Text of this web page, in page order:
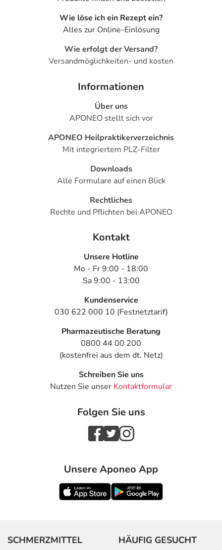
Wie löse ich ein Rezept ein?
Alles zur Online-Einlösung
Wie erfolgt der Versand?
Versandmöglichkeiten- und kosten
Informationen
Über uns
APONEO stellt sich vor
APONEO Heilpraktikerverzeichnis
Mit integriertem PLZ-Filter
Downloads
Alle Formulare auf einen Blick
Rechtliches
Rechte und Pflichten bei APONEO
Kontakt
Unsere Hotline
Mo - Fr 9:00 - 18:00
Sa 9:00 - 13:00
Kundenservice
030 622 000 10 (Festnetztarif)
Pharmazeutische Beratung
0800 44 00 200
(kostenfrei aus dem dt. Netz)
Schreiben Sie uns
Nutzen Sie unser Kontaktformular
Folgen Sie uns
Unsere Aponeo App
SCHMERZMITTEL HÄUFIG GESUCHT